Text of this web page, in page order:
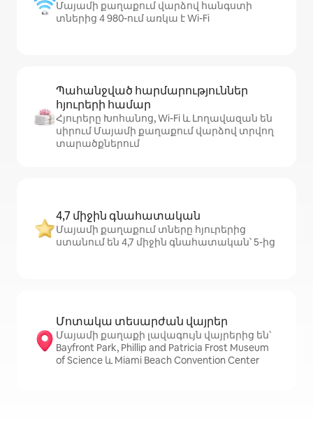
Մայամի քաղաքում վարձով հանգստի
տներից 4 980-ում առկա է Wi-Fi
Պահանջված հարմարություններ
հյուրերի համար
Հյուրերը Խոհանոց, Wi-Fi և Լողավազան են
սիրում Մայամի քաղաքում վարձով տրվող
տարածքներում
4,7 միջին գնահատական
Մայամի քաղաքում տները հյուրերից
ստանում են 4,7 միջին գնահատական՝ 5-ից
Մոտակա տեսարժան վայրեր
Մայամի քաղաքի լավագույն վայրերից են՝
Bayfront Park, Phillip and Patricia Frost Museum
of Science և Miami Beach Convention Center